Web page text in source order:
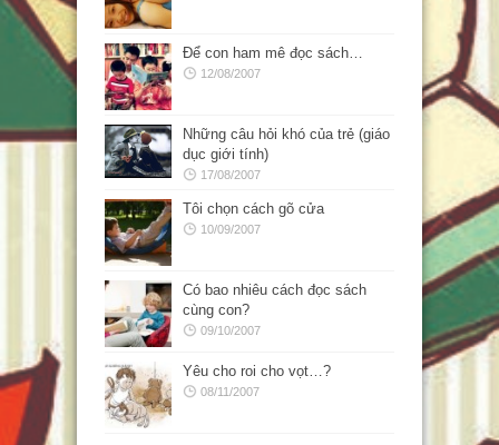
Để con ham mê đọc sách…
12/08/2007
Những câu hỏi khó của trẻ (giáo
dục giới tính)
17/08/2007
Tôi chọn cách gõ cửa
10/09/2007
Có bao nhiêu cách đọc sách
cùng con?
09/10/2007
Yêu cho roi cho vọt…?
08/11/2007